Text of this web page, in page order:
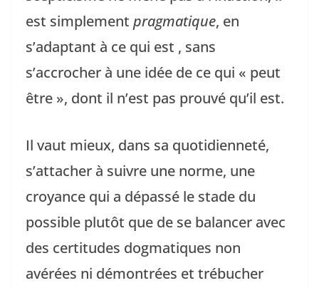
est simplement pragmatique, en
s’adaptant à ce qui est , sans
s’accrocher à une idée de ce qui « peut
être », dont il n’est pas prouvé qu’il est.
Il vaut mieux, dans sa quotidienneté,
s’attacher à suivre une norme, une
croyance qui a dépassé le stade du
possible plutôt que de se balancer avec
des certitudes dogmatiques non
avérées ni démontrées et trébucher